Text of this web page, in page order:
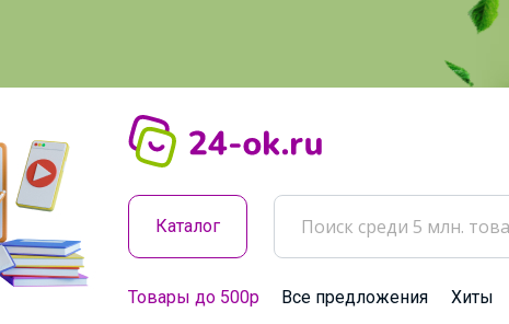
Каталог
Товары до 500р Все предложения Хиты